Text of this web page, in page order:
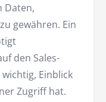
Daten,
gewähren. Ein
den Sales-
Einblick
Zugriff hat.